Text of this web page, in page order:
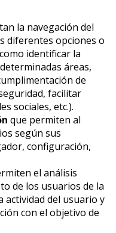
la navegación del
diferentes opciones o
identificar la
áreas,
de
facilitar
sociales, etc.).
que permiten al
según sus
configuración,
el análisis
de los usuarios de la
actividad del usuario y
con el objetivo de